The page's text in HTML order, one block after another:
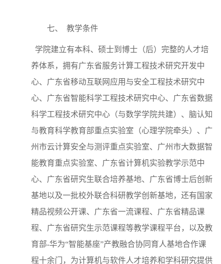
七、 教学条件
学院建立有本科、硕士到博士（后）完整的人才培
养体系，拥有广东省服务计算工程技术研究开发中
心、广东省移动互联网应用与安全工程技术研究中
心、广东省智能科学工程技术研究中心、广东省数据
科学工程技术研究中心（与数学学院共建）、脑认知
与教育科学教育部重点实验室（心理学院牵头）、广
州市云计算安全与测评重点实验室、广州市大数据智
能教育重点实验室、广东省计算机实验教学示范中
心、广东省研究生联合培养基地、广东省博士后创新
基地以及一批校外联合科研教学创新基地，还有国家
精品视频公开课、广东省一流课程、广东省精品课
程、广东省研究生示范课程等教学课程平台，以及教
育部-华为“智能基座”产教融合协同育人基地合作课
程十余门，为计算机与软件人才培养和学科研究提供